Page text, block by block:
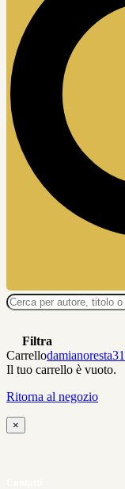
Ricerca
prodotti
Filtra
Carrellodamianoresta31
Il tuo carrello è vuoto.
Ritorna al negozio
Close
product
×